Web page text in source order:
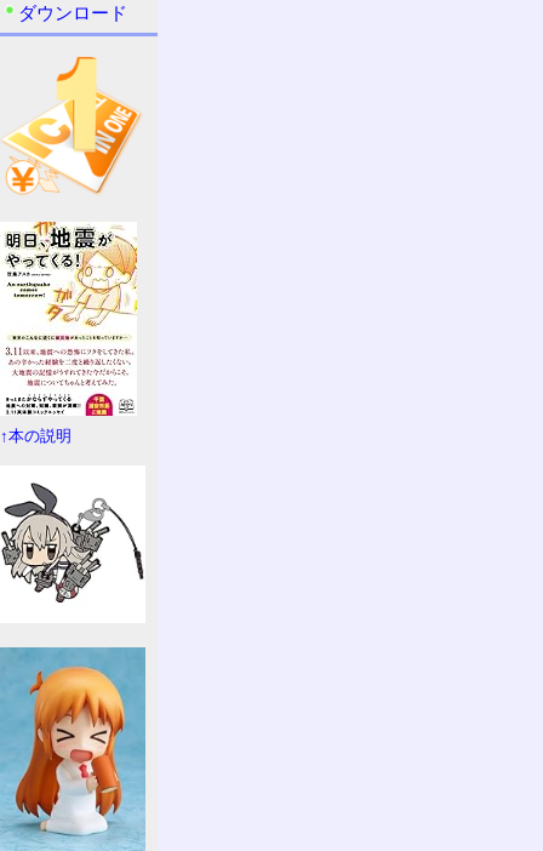
ダウンロード
↑本の説明